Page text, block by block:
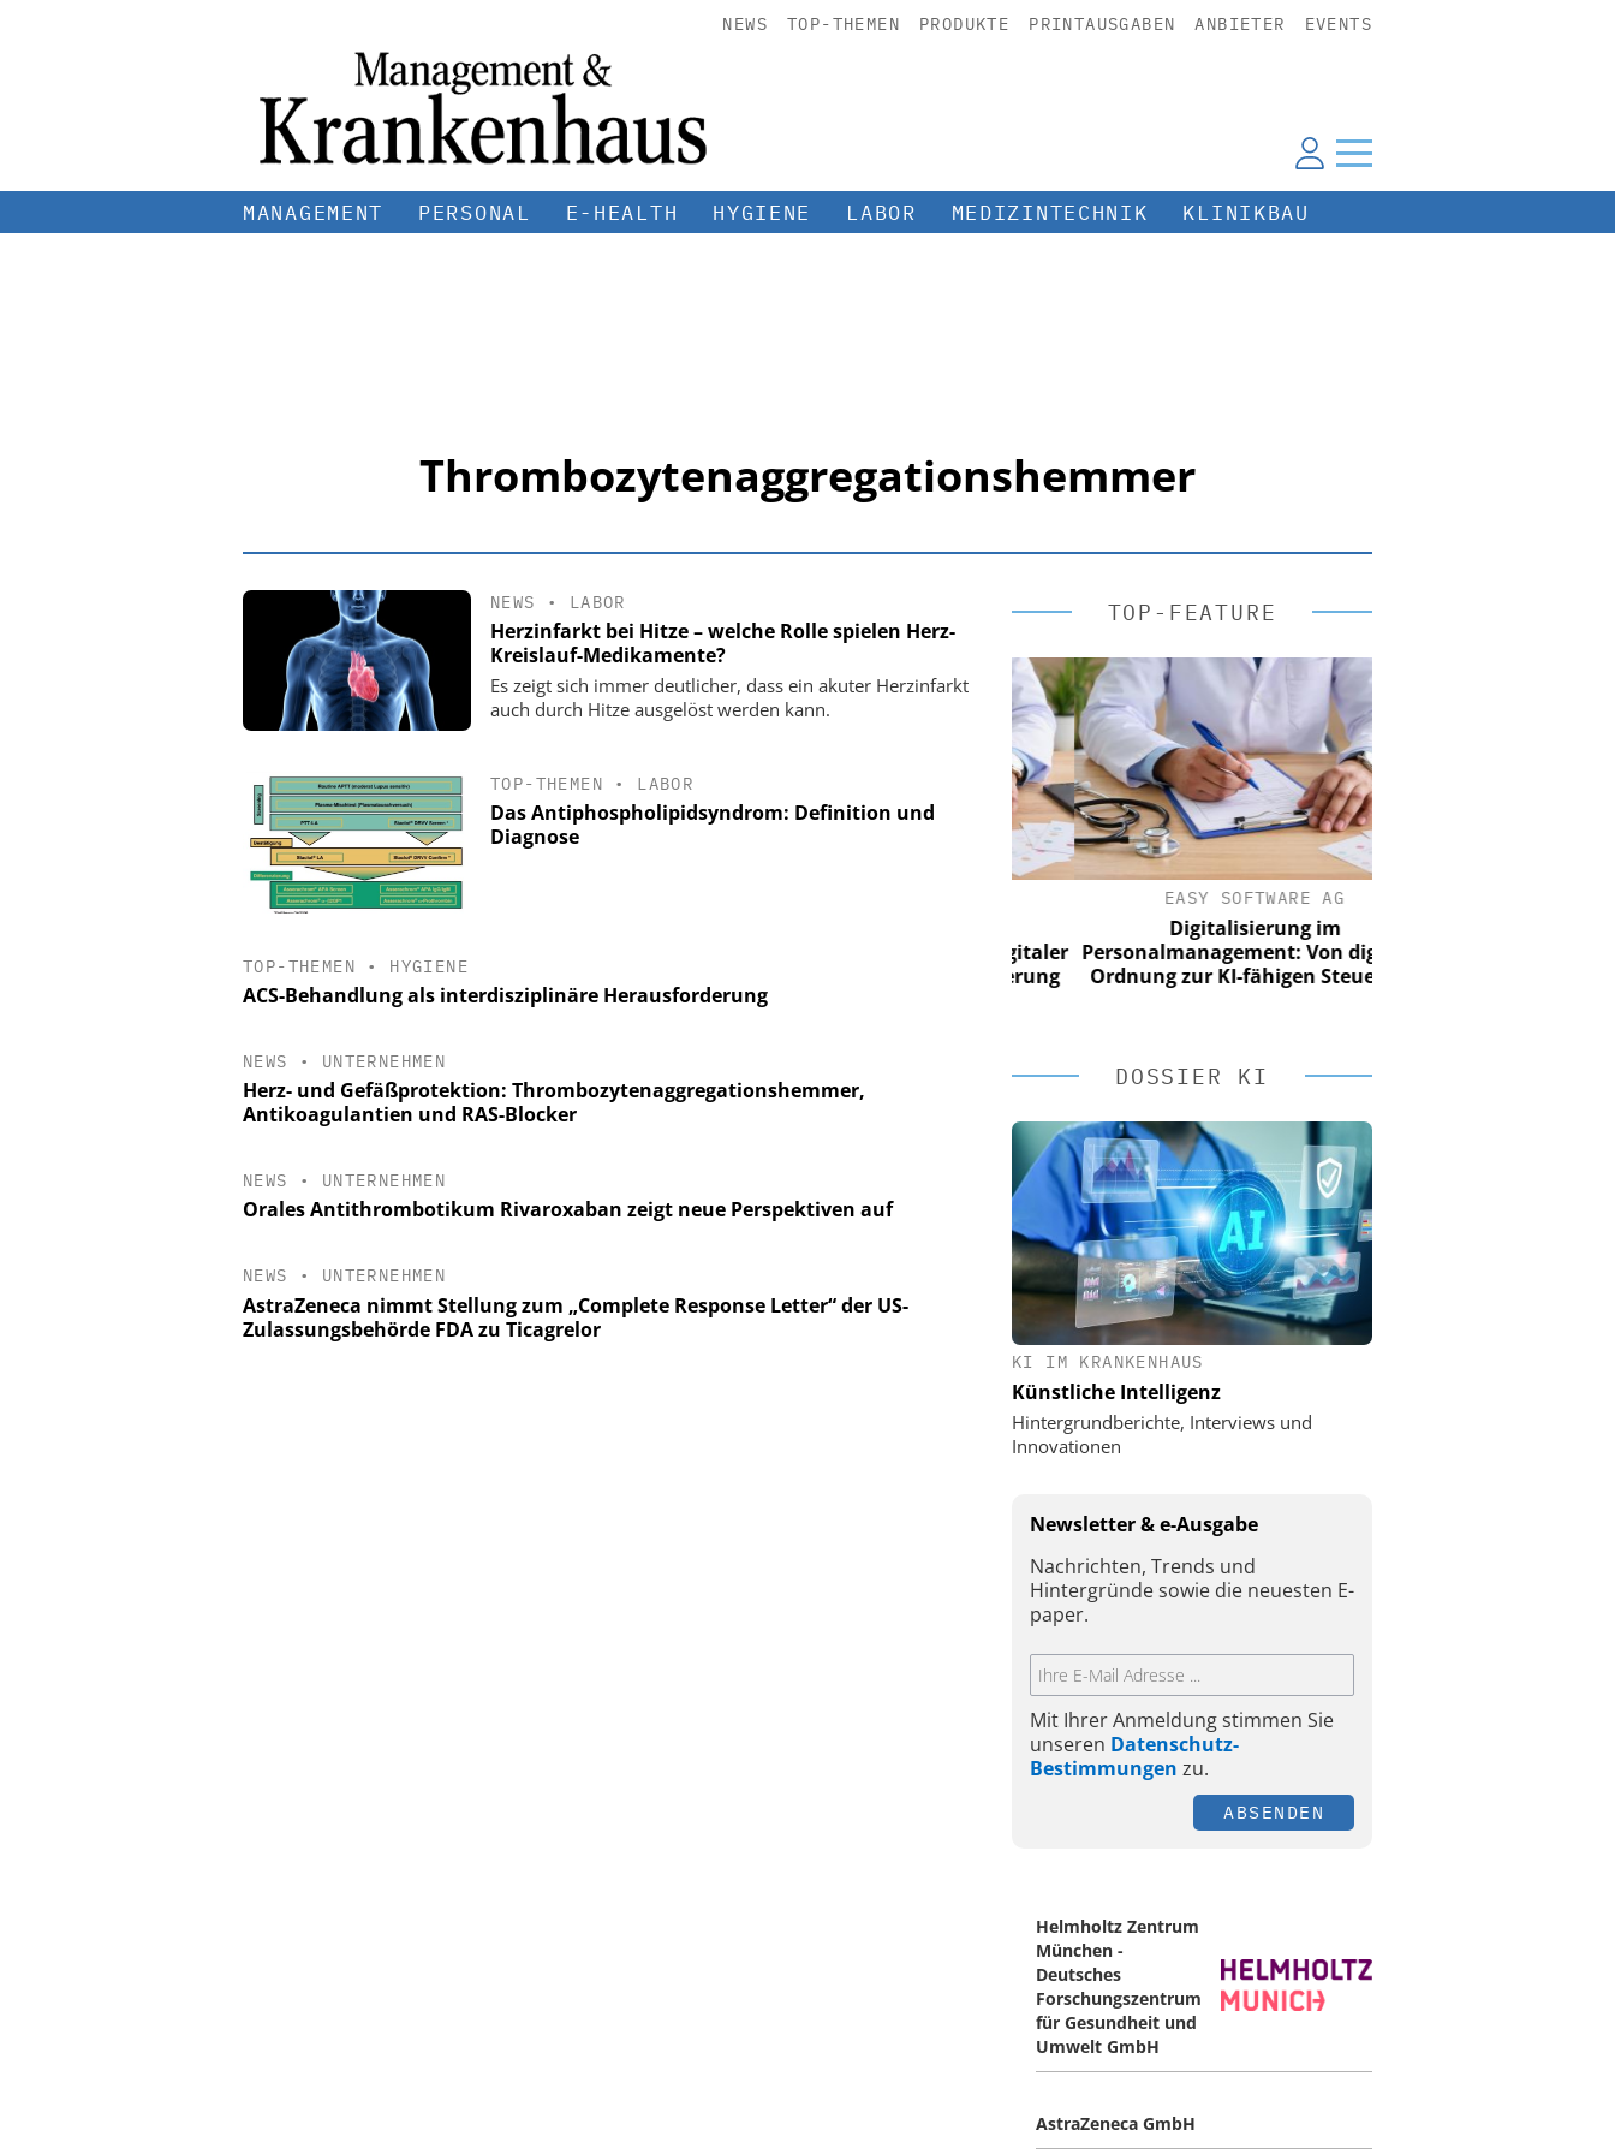
NEWS TOP-THEMEN PRODUKTE PRINTAUSGABEN ANBIETER EVENTS
MANAGEMENT PERSONAL E-HEALTH HYGIENE LABOR MEDIZINTECHNIK KLINIKBAU
Thrombozytenaggregationshemmer
NEWS • LABOR
Herzinfarkt bei Hitze – welche Rolle spielen Herz-
Kreislauf-Medikamente?
Es zeigt sich immer deutlicher, dass ein akuter Herzinfarkt
auch durch Hitze ausgelöst werden kann.
TOP-THEMEN • LABOR
Das Antiphospholipidsyndrom: Definition und
Diagnose
TOP-THEMEN • HYGIENE
ACS-Behandlung als interdisziplinäre Herausforderung
NEWS • UNTERNEHMEN
Herz- und Gefäßprotektion: Thrombozytenaggregationshemmer,
Antikoagulantien und RAS-Blocker
NEWS • UNTERNEHMEN
Orales Antithrombotikum Rivaroxaban zeigt neue Perspektiven auf
NEWS • UNTERNEHMEN
AstraZeneca nimmt Stellung zum „Complete Response Letter“ der US-
Zulassungsbehörde FDA zu Ticagrelor
TOP-FEATURE
EASY SOFTWARE AG
Ordnung zur KI-fähigen Steuerung
Personalmanagement: Von digitaler
EASY SOFTWARE AG
Digitalisierung im
Personalmanagement: Von digitaler
Ordnung zur KI-fähigen Steuerung
DOSSIER KI
KI IM KRANKENHAUS
Künstliche Intelligenz
Hintergrundberichte, Interviews und
Innovationen
Newsletter & e-Ausgabe
Nachrichten, Trends und
Hintergründe sowie die neuesten E-
paper.
Mit Ihrer Anmeldung stimmen Sie
unseren Datenschutz-
Bestimmungen zu.
ABSENDEN
Helmholtz Zentrum
München -
Deutsches
Forschungszentrum
für Gesundheit und
Umwelt GmbH
AstraZeneca GmbH